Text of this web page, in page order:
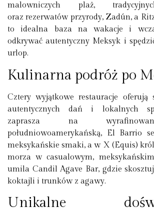
malowniczych plaż,
oraz rezerwatów przyrody, Zadún, a
to idealna baza na wakacje i
odkrywać autentyczny Meksyk i
urlop.
Kulinarna podróż po
Cztery wyjątkowe restauracje oferują
autentycznych dań i lokalnych
zaprasza na
południowoamerykańską, El Barrio
meksykańskie smaki, a w X (Equis)
morza w casualowym,
umila Candil Agave Bar, gdzie
koktajli i trunków z agawy.
Unikalne